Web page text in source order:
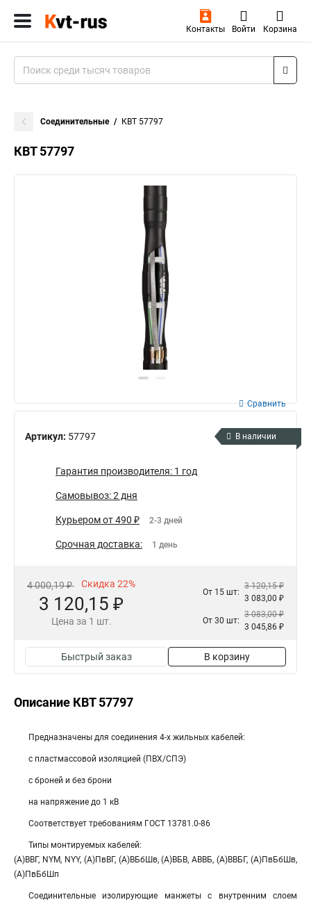
Контакты Войти Корзина
Соединительные КВТ 57797
КВТ 57797
Артикул: 57797
Сравнить
В наличии
Гарантия производителя: 1 год
Самовывоз: 2 дня
Курьером от 490 ₽ 2-3 дней
Срочная доставка: 1 день
4 000,19 ₽ Скидка 22%
3 120,15 ₽
Цена за 1 шт.
От 15 шт:
3 120,15 ₽
3 083,00 ₽
От 30 шт:
3 083,00 ₽
3 045,86 ₽
Быстрый заказ В корзину
Описание КВТ 57797
Предназначены для соединения 4-х жильных кабелей:
с пластмассовой изоляцией (ПВХ/СПЭ)
с броней и без брони
на напряжение до 1 кВ
Соответствует требованиям ГОСТ 13781.0-86
Типы монтируемых кабелей:
(А)ВВГ, NYM, NYY, (А)ПвВГ, (А)ВБбШв, (А)ВБВ, АВВБ, (А)ВВБГ, (А)ПвБбШв,
(А)ПвБбШп
Соединительные изолирующие манжеты с внутренним слоем